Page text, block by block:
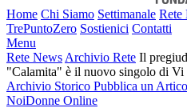
Home Chi Siamo Settimanale Rete
TrePuntoZero Sostienici Contatti
Menu
Rete News Archivio Rete Il
"Calamita" è il nuovo singolo di Vi
Archivio Storico Pubblica un
NoiDonne Online